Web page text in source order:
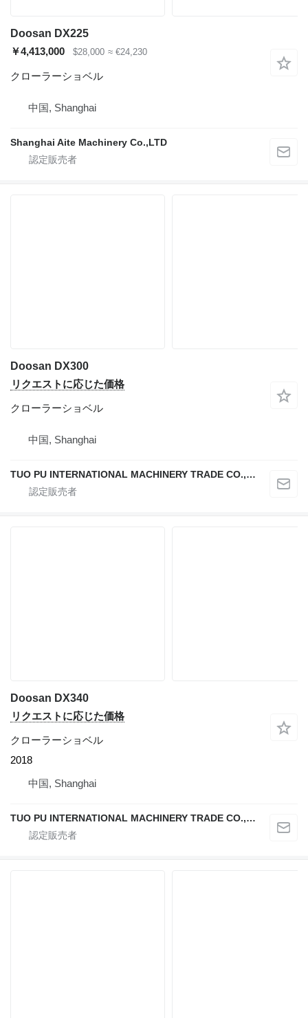
Doosan DX225
￥4,413,000
$28,000 ≈ €24,230
クローラーショベル
中国, Shanghai
Shanghai Aite Machinery Co.,LTD
Doosan DX300
リクエストに応じた価格
クローラーショベル
中国, Shanghai
TUO PU INTERNATIONAL MACHINERY TRADE CO., LTD
Doosan DX340
リクエストに応じた価格
クローラーショベル
2018
中国, Shanghai
TUO PU INTERNATIONAL MACHINERY TRADE CO., LTD